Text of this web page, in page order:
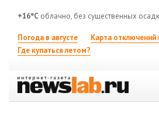
+16°C облачно, без существенных
Погода в августе Карта
Где купаться летом?